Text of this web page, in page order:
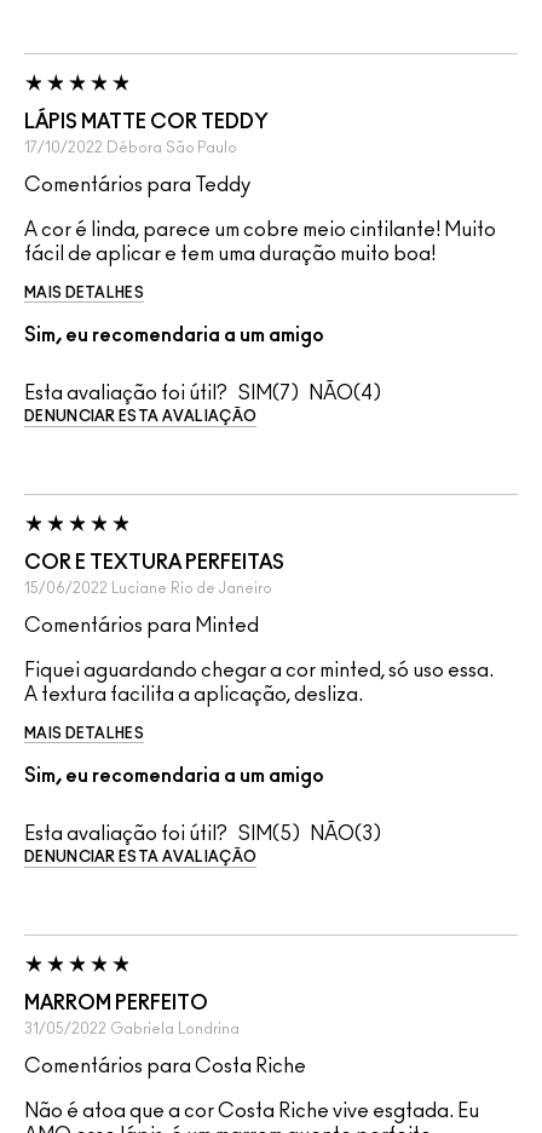
LÁPIS MATTE COR TEDDY
17/10/2022 Débora São Paulo
Comentários para Teddy
A cor é linda, parece um cobre meio cintilante! Muito
fácil de aplicar e tem uma duração muito boa!
MAIS DETALHES
Sim, eu recomendaria a um amigo
Esta avaliação foi útil? 7 4
DENUNCIAR ESTA AVALIAÇÃO
COR E TEXTURA PERFEITAS
15/06/2022 Luciane Rio de Janeiro
Comentários para Minted
Fiquei aguardando chegar a cor minted, só uso essa.
A textura facilita a aplicação, desliza.
MAIS DETALHES
Sim, eu recomendaria a um amigo
Esta avaliação foi útil? 5 3
DENUNCIAR ESTA AVALIAÇÃO
MARROM PERFEITO
31/05/2022 Gabriela Londrina
Comentários para Costa Riche
Não é atoa que a cor Costa Riche vive esgtada. Eu